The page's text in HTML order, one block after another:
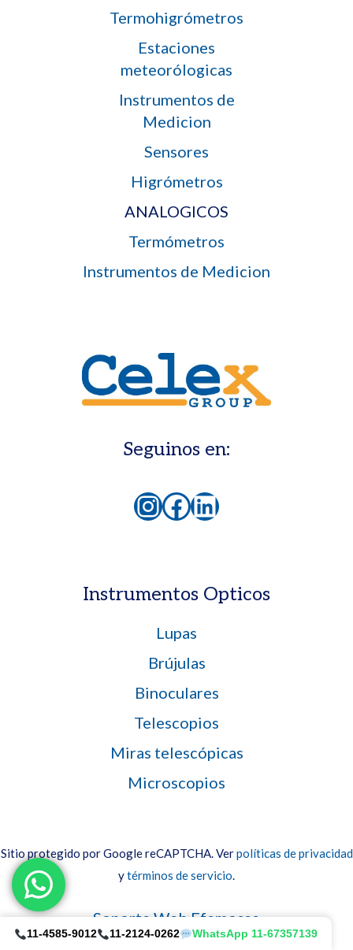
Termohigrómetros
Estaciones
meteorólogicas
Instrumentos de
Medicion
Sensores
Higrómetros
ANALOGICOS
Termómetros
Instrumentos de Medicion
Seguinos en:
Instagram
Facebook
LinkedIn
Instrumentos Opticos
Lupas
Brújulas
Binoculares
Telescopios
Miras telescópicas
Microscopios
11-4585-9012 11-2124-0262 WhatsApp 11-67357139
Sitio protegido por Google reCAPTCHA. Verpolíticas de privacidad
ytérminos de servicio.
Soporte Web Efemosse